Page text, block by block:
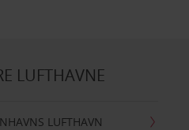
LUFTHAVNE
LUFTHAVN